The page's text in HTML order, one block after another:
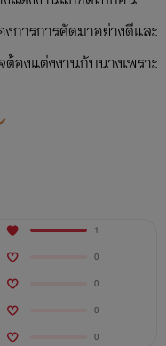
ารการคัดมาอย่างดีและ
องแต่งงานกับนางเพราะ
พอข้าตายทหารคนอื่นๆก็
นนั้นหรือ"
ด้หรือไม่"
1
0
0
0
0